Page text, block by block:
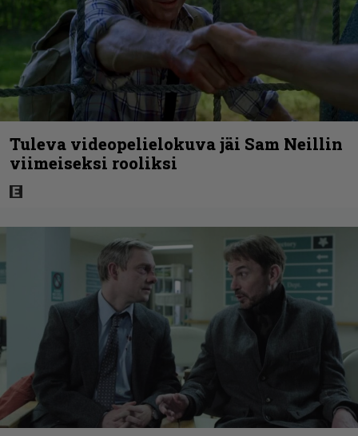
Tuleva videopelielokuva jäi Sam Neillin
viimeiseksi rooliksi